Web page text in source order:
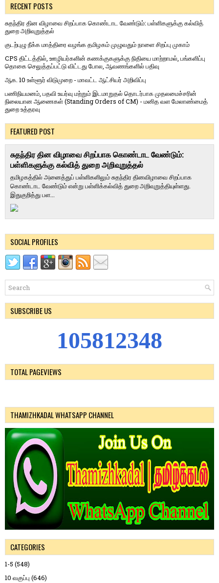
RECENT POSTS
சுதந்திர தின விழாவை சிறப்பாக கொண்டாட வேண்டும்: பள்ளிகளுக்கு கல்வித்
துறை அறிவுறுத்தல்
குடற்புழு நீக்க மாத்திரை வழங்க தமிழகம் முழுவதும் நாளை சிறப்பு முகாம்
CPS திட்டத்தில், ஊழியர்களின் கணக்குகளுக்கு நிதியை மாற்றாமல், பங்களிப்பு
தொகை செலுத்தப்பட்டு விட்டது போல, ஆவணங்களில் பதிவு
ஆக. 10 உள்ளூர் விடுமுறை - மாவட்ட ஆட்சியர் அறிவிப்பு
பணிநியமனம், பதவி உயர்வு மற்றும் இடமாறுதல் தொடர்பாக முதலமைச்சரின்
நிலையான ஆணைகள் (Standing Orders of CM) - மனித வள மேலாண்மைத்
துறை உத்தரவு
FEATURED POST
சுதந்திர தின விழாவை சிறப்பாக கொண்டாட வேண்டும்:
பள்ளிகளுக்கு கல்வித் துறை அறிவுறுத்தல்
தமிழகத்தில் அனைத்துப் பள்ளிகளிலும் சுதந்திர தினவிழாவை சிறப்பாக
கொண்டாட வேண்டும் என்று பள்ளிக்கல்வித் துறை அறிவுறுத்தியுள்ளது.
இதுகுறித்து பள...
SOCIAL PROFILES
SUBSCRIBE US
105812348
TOTAL PAGEVIEWS
THAMIZHKADAL WHATSAPP CHANNEL
CATEGORIES
1-5 (548)
10 வகுப்பு (646)